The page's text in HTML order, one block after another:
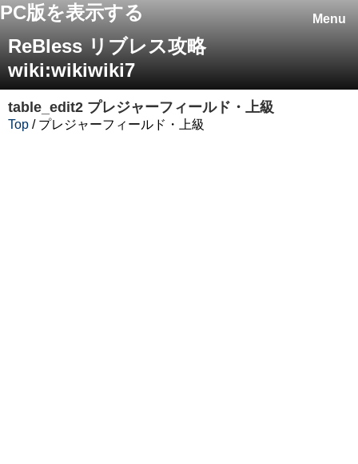
Menu
PC版を表示する
ReBless リブレス攻略
wiki:wikiwiki7
table_edit2 プレジャーフィールド・上級
Top / プレジャーフィールド・上級